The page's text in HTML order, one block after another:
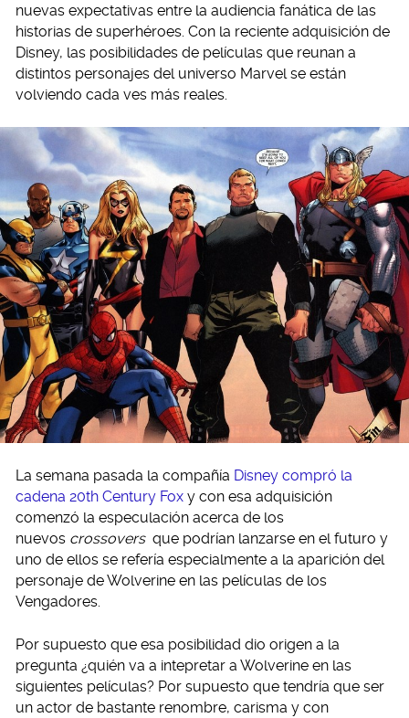
nuevas expectativas entre la audiencia fanática de las
historias de superhéroes. Con la reciente adquisición de
Disney, las posibilidades de películas que reunan a
distintos personajes del universo Marvel se están
volviendo cada ves más reales.
La semana pasada la compañía Disney compró la
cadena 20th Century Fox y con esa adquisición
comenzó la especulación acerca de los
nuevos crossovers que podrían lanzarse en el futuro y
uno de ellos se refería especialmente a la aparición del
personaje de Wolverine en las películas de los
Vengadores.
Por supuesto que esa posibilidad dio origen a la
pregunta ¿quién va a intepretar a Wolverine en las
siguientes películas? Por supuesto que tendría que ser
un actor de bastante renombre, carisma y con